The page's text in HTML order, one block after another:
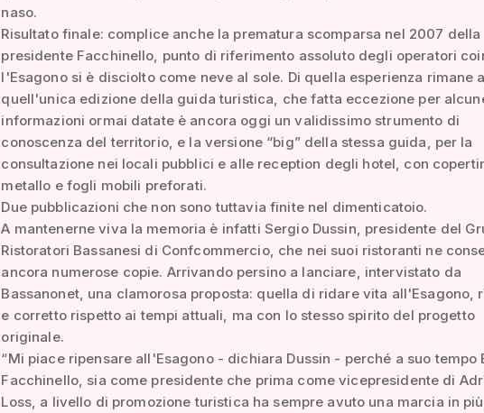
naso.
Risultato finale: complice anche la prematura scomparsa nel 2007 della
presidente Facchinello, punto di riferimento assoluto degli operatori
l'Esagono si è disciolto come neve al sole. Di quella esperienza rimane
quell'unica edizione della guida turistica, che fatta eccezione per
informazioni ormai datate è ancora oggi un validissimo strumento di
conoscenza del territorio, e la versione “big” della stessa guida, per la
consultazione nei locali pubblici e alle reception degli hotel, con
metallo e fogli mobili preforati.
Due pubblicazioni che non sono tuttavia finite nel dimenticatoio.
A mantenerne viva la memoria è infatti Sergio Dussin, presidente del
Ristoratori Bassanesi di Confcommercio, che nei suoi ristoranti ne
ancora numerose copie. Arrivando persino a lanciare, intervistato da
Bassanonet, una clamorosa proposta: quella di ridare vita all'Esagono,
e corretto rispetto ai tempi attuali, ma con lo stesso spirito del progetto
originale.
“Mi piace ripensare all'Esagono - dichiara Dussin - perché a suo tempo
Facchinello, sia come presidente che prima come vicepresidente di
Loss, a livello di promozione turistica ha sempre avuto una marcia in